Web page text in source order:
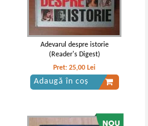
Adevarul despre istorie
(Reader's Digest)
Pret:25,00 Lei
Adaugă în coș